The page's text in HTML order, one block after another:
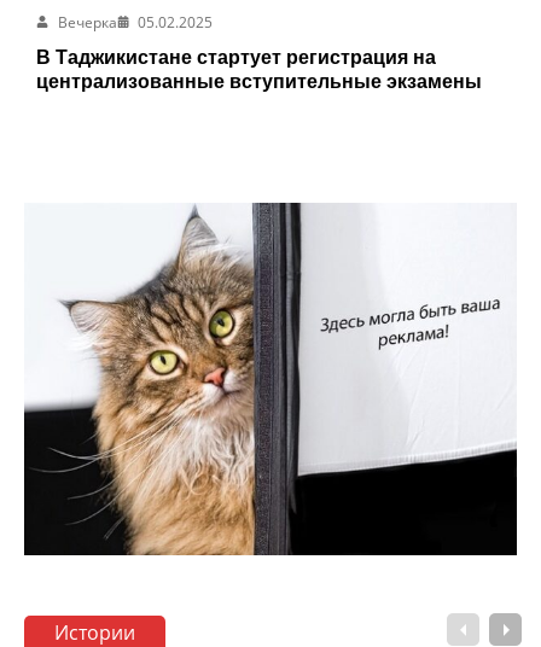
Вечерка
05.02.2025
В Таджикистане стартует регистрация на
централизованные вступительные экзамены
Истории